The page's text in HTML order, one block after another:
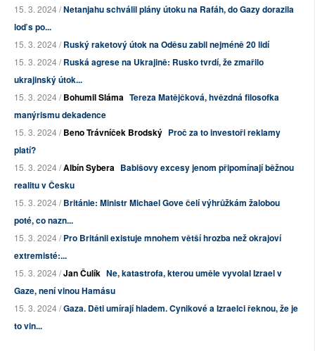
15. 3. 2024 /Netanjahu schválil plány útoku na Rafáh, do Gazy dorazila
loď s po...
15. 3. 2024 /Ruský raketový útok na Oděsu zabil nejméně 20 lidí
15. 3. 2024 /Ruská agrese na Ukrajině: Rusko tvrdí, že zmařilo
ukrajinský útok...
15. 3. 2024 /Bohumil Sláma Tereza Matějčková, hvězdná filosofka
manýrismu dekadence
15. 3. 2024 /Beno Trávníček Brodský Proč za to investoři reklamy
platí?
15. 3. 2024 /Albín Sybera Babišovy excesy jenom připomínají běžnou
realitu v Česku
15. 3. 2024 /Británie: Ministr Michael Gove čelí výhrůžkám žalobou
poté, co nazn...
15. 3. 2024 /Pro Británii existuje mnohem větší hrozba než okrajoví
extremisté:...
15. 3. 2024 /Jan Čulík Ne, katastrofa, kterou uměle vyvolal Izrael v
Gaze, není vinou Hamásu
15. 3. 2024 /Gaza. Děti umírají hladem. Cynikové a Izraelci řeknou, že je
to vin...